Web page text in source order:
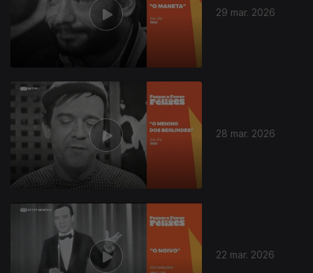
29 mar. 2026
28 mar. 2026
22 mar. 2026
916123